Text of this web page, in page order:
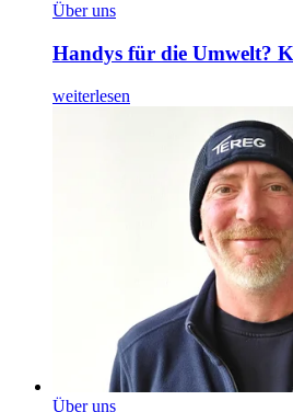
Über uns
Handys für die Umwelt?
weiterlesen
Über uns